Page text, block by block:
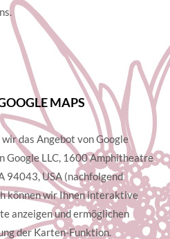
MAPS
das Angebot von Google
Google LLC, 1600 Amphitheatre
94043, USA (nachfolgend
können wir Ihnen interaktive
anzeigen und ermöglichen
der Karten-Funktion.